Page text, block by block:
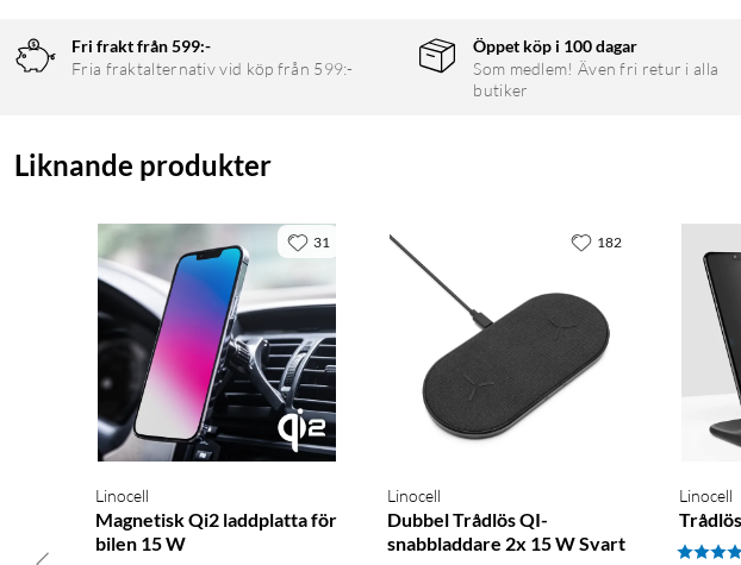
Fri frakt från 599:-
Fria fraktalternativ vid köp från 599:-
Öppet köp i 100 dagar
Som medlem! Även fri retur i alla
butiker
Liknande produkter
Linocell
Magnetisk Qi2 laddplatta för
bilen 15 W
31
Linocell
Dubbel Trådlös QI-
snabbladdare 2x 15 W Svart
182
Linocell